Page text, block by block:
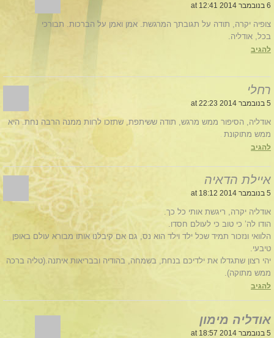
6 בנובמבר 2014 at 12:41
צופיה יקרה, תודה על תגובתך המרגשת. אמן ואמן על הברכות. תבורכי
בכל, אודליה.
להגיב
רחלי
5 בנובמבר 2014 at 22:23
אודליה, הסיפור ממש מרגש, תודה ששיתפת, שתזכו לרוות ממנה הרבה נחת. היא
ממש מתוקונת
להגיב
איילת הדאיה
5 בנובמבר 2014 at 18:12
אודליה יקרה, ריגשת אותי כל כך.
הודו לה’ כי טוב כי לעולם חסדו.
הלוואי ונזכור תמיד שכל ילד וילד הוא נס, גם אם קיבלנו אותו מבורא עולם באופן
טיבעי.
יהי רצון שתגדלו את ילדיכם בנחת, בשמחה, בהודיה ובבריאות איתנה.(טליה ברכה
ממש מתוקה).
להגיב
אודליה מימון
5 בנובמבר 2014 at 18:57